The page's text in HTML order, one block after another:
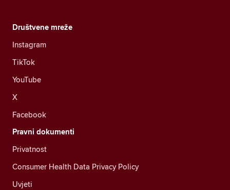
Društvene mreže
Instagram
TikTok
YouTube
X
Facebook
Pravni dokumenti
Privatnost
Consumer Health Data Privacy Policy
Uvjeti